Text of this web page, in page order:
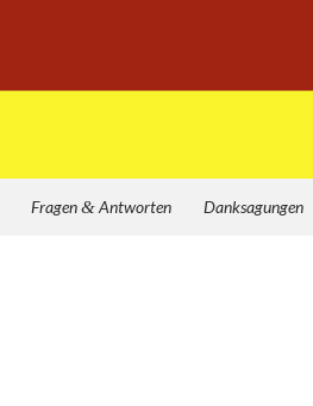
Fragen&Antworten Danksagungen